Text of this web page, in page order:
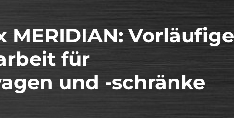
MERIDIAN: Vorläufige
für
und -schränke